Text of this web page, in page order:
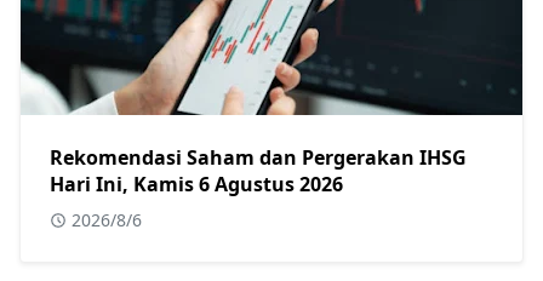
Rekomendasi Saham dan Pergerakan IHSG
Hari Ini, Kamis 6 Agustus 2026
2026/8/6